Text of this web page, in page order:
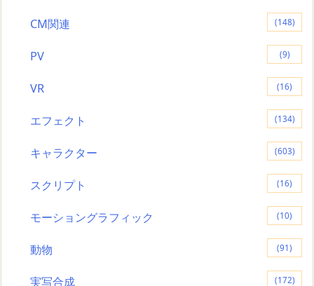
CM関連 (148)
PV (9)
VR (16)
エフェクト (134)
キャラクター (603)
スクリプト (16)
モーショングラフィック (10)
動物 (91)
実写合成 (172)